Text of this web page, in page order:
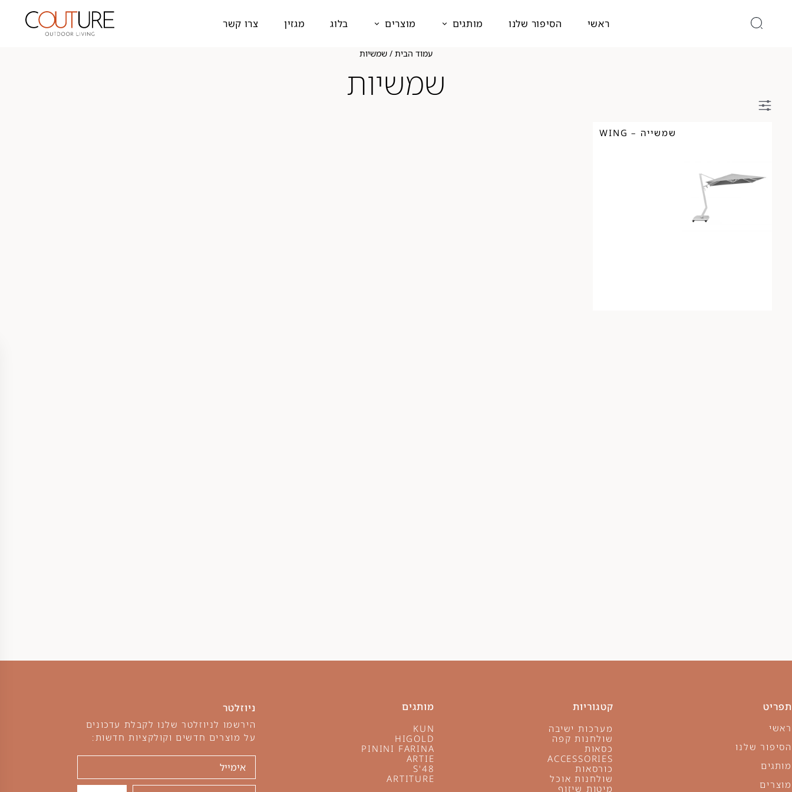
ראשי הסיפור שלנו מותגים מוצרים בלוג מגזין צרו קשר
עמוד הבית / שמשיות
שמשיות
שמשייה – WING
תפריט
ראשי
הסיפור שלנו
מותגים
מוצרים
קטגוריות
מערכות ישיבה
שולחנות קפה
כסאות
ACCESSORIES
כורסאות
שולחנות אוכל
מיטות שיזוף
מותגים
KUN
HIGOLD
PININI FARINA
ARTIE
S'48
ARTITURE
ניוזלטר
הירשמו לניוזלטר שלנו לקבלת עדכונים
על מוצרים חדשים וקולקציות חדשות: